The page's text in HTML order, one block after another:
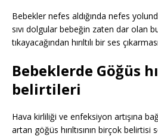
Bebekler nefes aldığında nefes
sıvı dolgular bebeğin zaten dar olan
tıkayacağından hırıltılı bir ses
Bebeklerde Göğüs
belirtileri
Hava kirliliği ve enfeksiyon artışına
artan göğüs hırıltısının birçok belirtisi